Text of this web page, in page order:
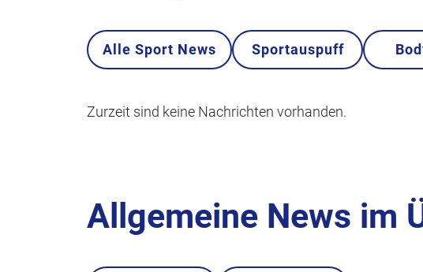
Alle Sport News Sportauspuff
Zurzeit sind keine Nachrichten vorhanden.
Allgemeine News im